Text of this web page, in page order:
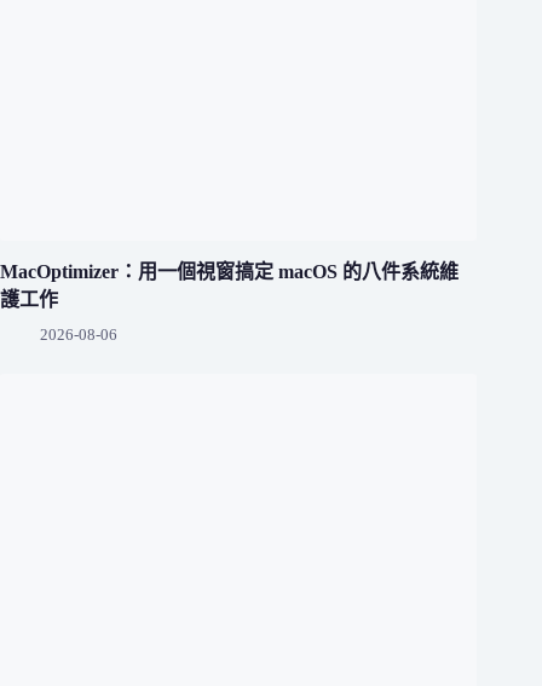
MacOptimizer：用一個視窗搞定 macOS 的八件系統維
護工作
2026-08-06